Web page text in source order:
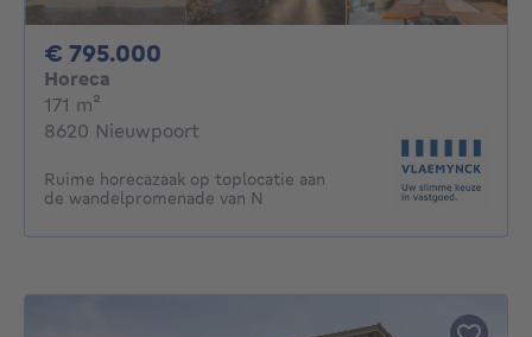
€ 795.000
Horeca
171 m²
8620 Nieuwpoort
Ruime horecazaak op toplocatie aan
de wandelpromenade van N